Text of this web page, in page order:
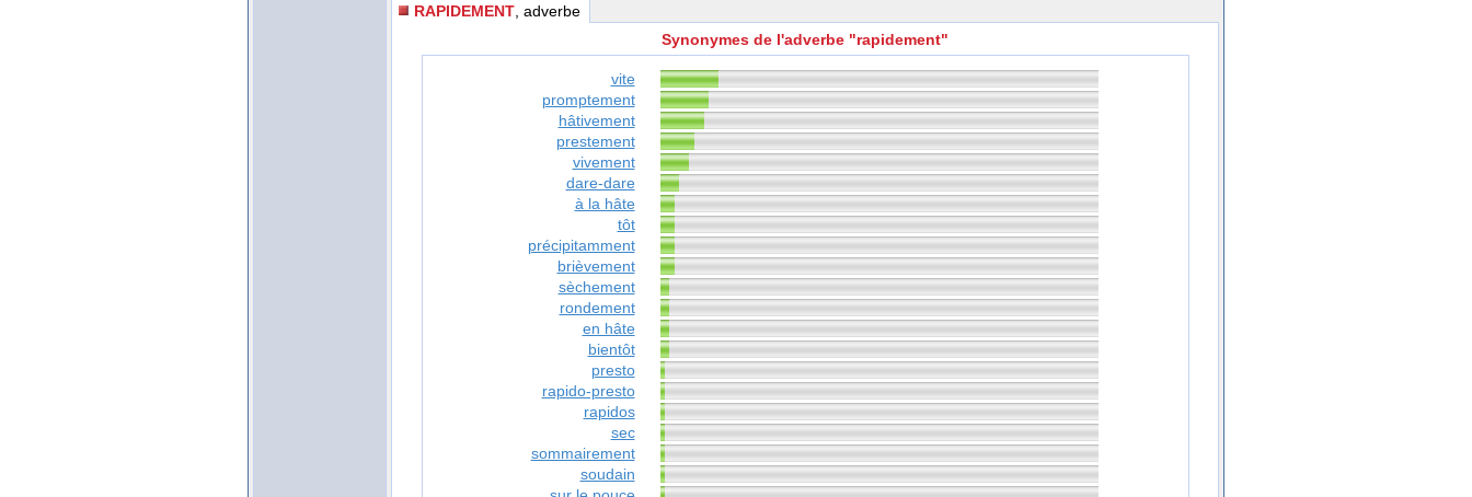
RAPIDEMENT , adverbe
Synonymes de l'adverbe "rapidement"
vite
promptement
hâtivement
prestement
vivement
dare-dare
à la hâte
tôt
précipitamment
brièvement
sèchement
rondement
en hâte
bientôt
presto
rapido-presto
rapidos
sec
sommairement
soudain